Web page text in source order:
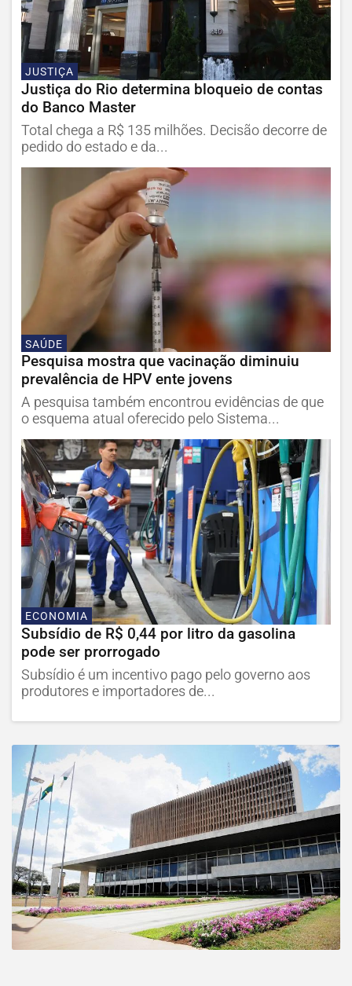
JUSTIÇA
Justiça do Rio determina bloqueio de contas
do Banco Master
Total chega a R$ 135 milhões. Decisão decorre de
pedido do estado e da...
SAÚDE
Pesquisa mostra que vacinação diminuiu
prevalência de HPV ente jovens
A pesquisa também encontrou evidências de que
o esquema atual oferecido pelo Sistema...
ECONOMIA
Subsídio de R$ 0,44 por litro da gasolina
pode ser prorrogado
Subsídio é um incentivo pago pelo governo aos
produtores e importadores de...